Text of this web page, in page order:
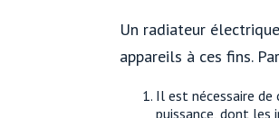
Un radiateur
appareils à ces fins.
Il est nécessaire
puissance, dont les